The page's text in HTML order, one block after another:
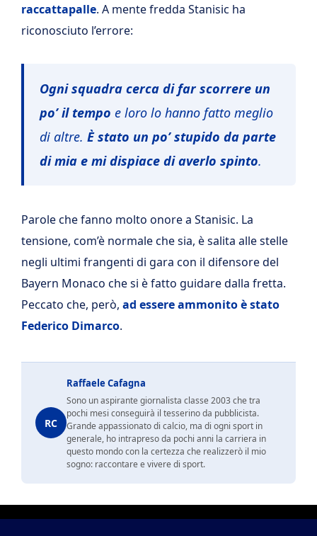
raccattapalle. A mente fredda Stanisic ha
riconosciuto l’errore:
Ogni squadra cerca di far scorrere un
po’ il tempo e loro lo hanno fatto meglio
di altre. È stato un po’ stupido da parte
di mia e mi dispiace di averlo spinto.
Parole che fanno molto onore a Stanisic. La
tensione, com’è normale che sia, è salita alle stelle
negli ultimi frangenti di gara con il difensore del
Bayern Monaco che si è fatto guidare dalla fretta.
Peccato che, però, ad essere ammonito è stato
Federico Dimarco.
RC
Raffaele Cafagna
Sono un aspirante giornalista classe 2003 che tra
pochi mesi conseguirà il tesserino da pubblicista.
Grande appassionato di calcio, ma di ogni sport in
generale, ho intrapreso da pochi anni la carriera in
questo mondo con la certezza che realizzerò il mio
sogno: raccontare e vivere di sport.